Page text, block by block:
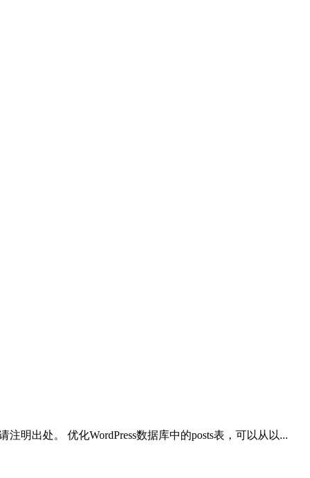
明出处。 优化WordPress数据库中的posts表，可以从以...